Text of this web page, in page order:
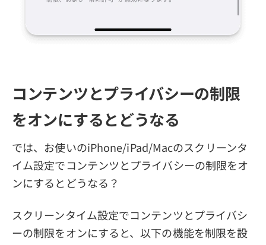
コンテンツとプライバシーの制限
をオンにするとどうなる
では、お使いのiPhone/iPad/Macのスクリーンタ
イム設定でコンテンツとプライバシーの制限をオ
ンにするとどうなる？
スクリーンタイム設定でコンテンツとプライバシ
ーの制限をオンにすると、以下の機能を制限を設